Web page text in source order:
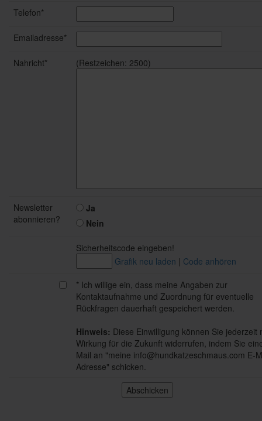
Telefon*
Emailadresse*
Nahricht* (Restzeichen: 2500)
Newsletter
abonnieren?
Ja
Nein
Sicherheitscode eingeben!
Grafik neu laden | Code anhören
* Ich willige ein, dass meine Angaben zur
Kontaktaufnahme und Zuordnung für eventuelle
Rückfragen dauerhaft gespeichert werden.
Hinweis: Diese Einwilligung können Sie jederzeit
Wirkung für die Zukunft widerrufen, indem Sie
Mail an "meine info@hundkatzeschmaus.com E-
Adresse" schicken.